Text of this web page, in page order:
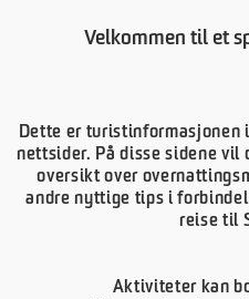
Velkommen til et
Dette er
nettsider. På disse sidene vil
oversikt over
andre nyttige tips i
reise til
Aktiviteter kan